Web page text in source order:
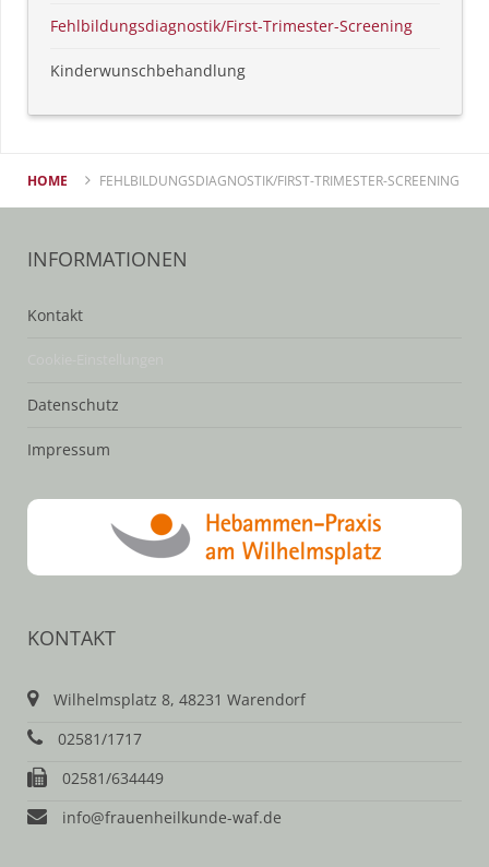
Fehlbildungsdiagnostik/First-Trimester-Screening
Kinderwunschbehandlung
HOME FEHLBILDUNGSDIAGNOSTIK/FIRST-TRIMESTER-SCREENING
INFORMATIONEN
Kontakt
Datenschutz
Impressum
KONTAKT
Wilhelmsplatz 8, 48231 Warendorf
02581/1717
02581/634449
info@frauenheilkunde-waf.de